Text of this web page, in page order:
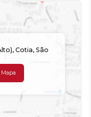
, Cotia, São
Mapa